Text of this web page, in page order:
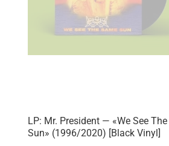
LP: Mr. President — «We See
Sun» (1996/2020) [Black Vinyl]